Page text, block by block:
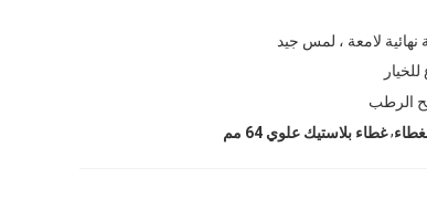
نهائية لامعة ، لمس جيد
,غطاء بلاستيك علوي 64 مم